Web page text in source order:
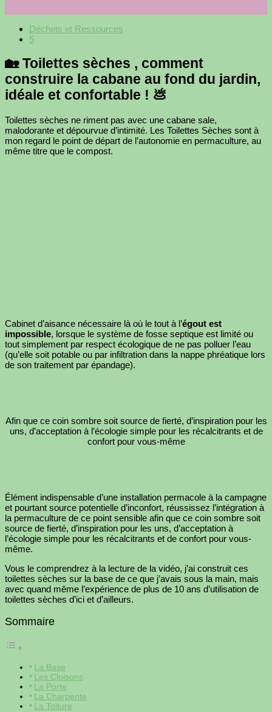
Déchets et Ressources
5
🏡 Toilettes sèches , comment
construire la cabane au fond du jardin,
idéale et confortable ! 💩
Toilettes sèches ne riment pas avec une cabane sale,
malodorante et dépourvue d’intimité. Les Toilettes Sèches sont à
mon regard le point de départ de l’autonomie en permaculture, au
même titre que le compost.
Cabinet d’aisance nécessaire là où le tout à l’égout est
impossible, lorsque le système de fosse septique est limité ou
tout simplement par respect écologique de ne pas polluer l’eau
(qu’elle soit potable ou par infiltration dans la nappe phréatique lors
de son traitement par épandage).
Afin que ce coin sombre soit source de fierté, d’inspiration pour les
uns, d’acceptation à l’écologie simple pour les récalcitrants et de
confort pour vous-même
Élément indispensable d’une installation permacole à la campagne
et pourtant source potentielle d’inconfort, réussissez l’intégration à
la permaculture de ce point sensible afin que ce coin sombre soit
source de fierté, d’inspiration pour les uns, d’acceptation à
l’écologie simple pour les récalcitrants et de confort pour vous-
même.
Vous le comprendrez à la lecture de la vidéo, j’ai construit ces
toilettes sèches sur la base de ce que j’avais sous la main, mais
avec quand même l’expérience de plus de 10 ans d’utilisation de
toilettes sèches d’ici et d’ailleurs.
Sommaire
La Base
Les Cloisons
La Porte
La Charpente
La Toiture